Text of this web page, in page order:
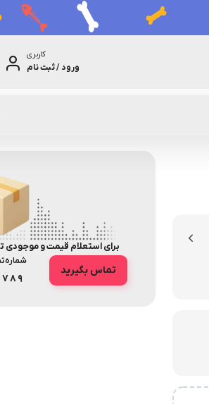
کاربری
ورود / ثبت نام
برای استعلام قیمت و موجودی
تماس بگیرید